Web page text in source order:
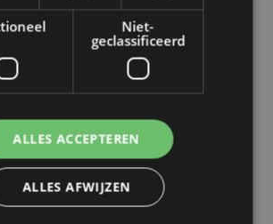
naar West-Vlaanderen:
Brugge ontvangt meer
volk dan vorige zomer,
Knokke-Heist breekt
record
di 4 augustus | 11:35
Drukte en springtij
Niet-
geclassificeerd
ALLES ACCEPTEREN
ALLES AFWIJZEN